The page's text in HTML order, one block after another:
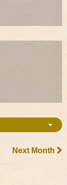
Next Month